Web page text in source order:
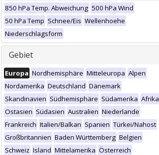
850 hPa Temp. Abweichung 500 hPa Wind
50 hPa Temp Schnee/Eis Wellenhoehe
Niederschlagsform
Gebiet
Europa Nordhemisphäre Mitteleuropa Alpen
Nordamerika Deutschland Dänemark
Skandinavien Südhemisphäre Südamerika Afrika
Ostasien Südasien Australien Niederlande
Frankreich Italien/Balkan Spanien Türkei/Nahost
Großbritannien Baden Württemberg Belgien
Schweiz Island Mittelamerika Österreich